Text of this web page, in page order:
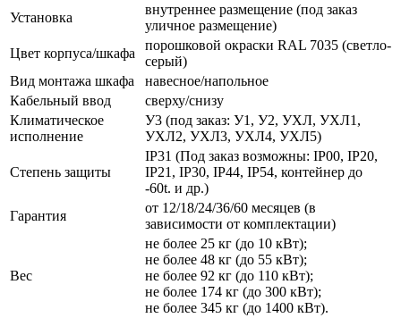
Установка
внутреннее размещение (под заказ
уличное размещение)
Цвет корпуса/шкафа
порошковой окраски RAL 7035 (светло-
серый)
Вид монтажа шкафа
навесное/напольное
Кабельный ввод
сверху/снизу
Климатическое
исполнение
У3 (под заказ: У1, У2, УХЛ, УХЛ1,
УХЛ2, УХЛ3, УХЛ4, УХЛ5)
Степень защиты
IP31 (Под заказ возможны: IP00, IP20,
IP21, IP30, IP44, IP54, контейнер до
-60t. и др.)
Гарантия
от 12/18/24/36/60 месяцев (в
зависимости от комплектации)
Вес
не более 25 кг (до 10 кВт);
не более 48 кг (до 55 кВт);
не более 92 кг (до 110 кВт);
не более 174 кг (до 300 кВт);
не более 345 кг (до 1400 кВт).